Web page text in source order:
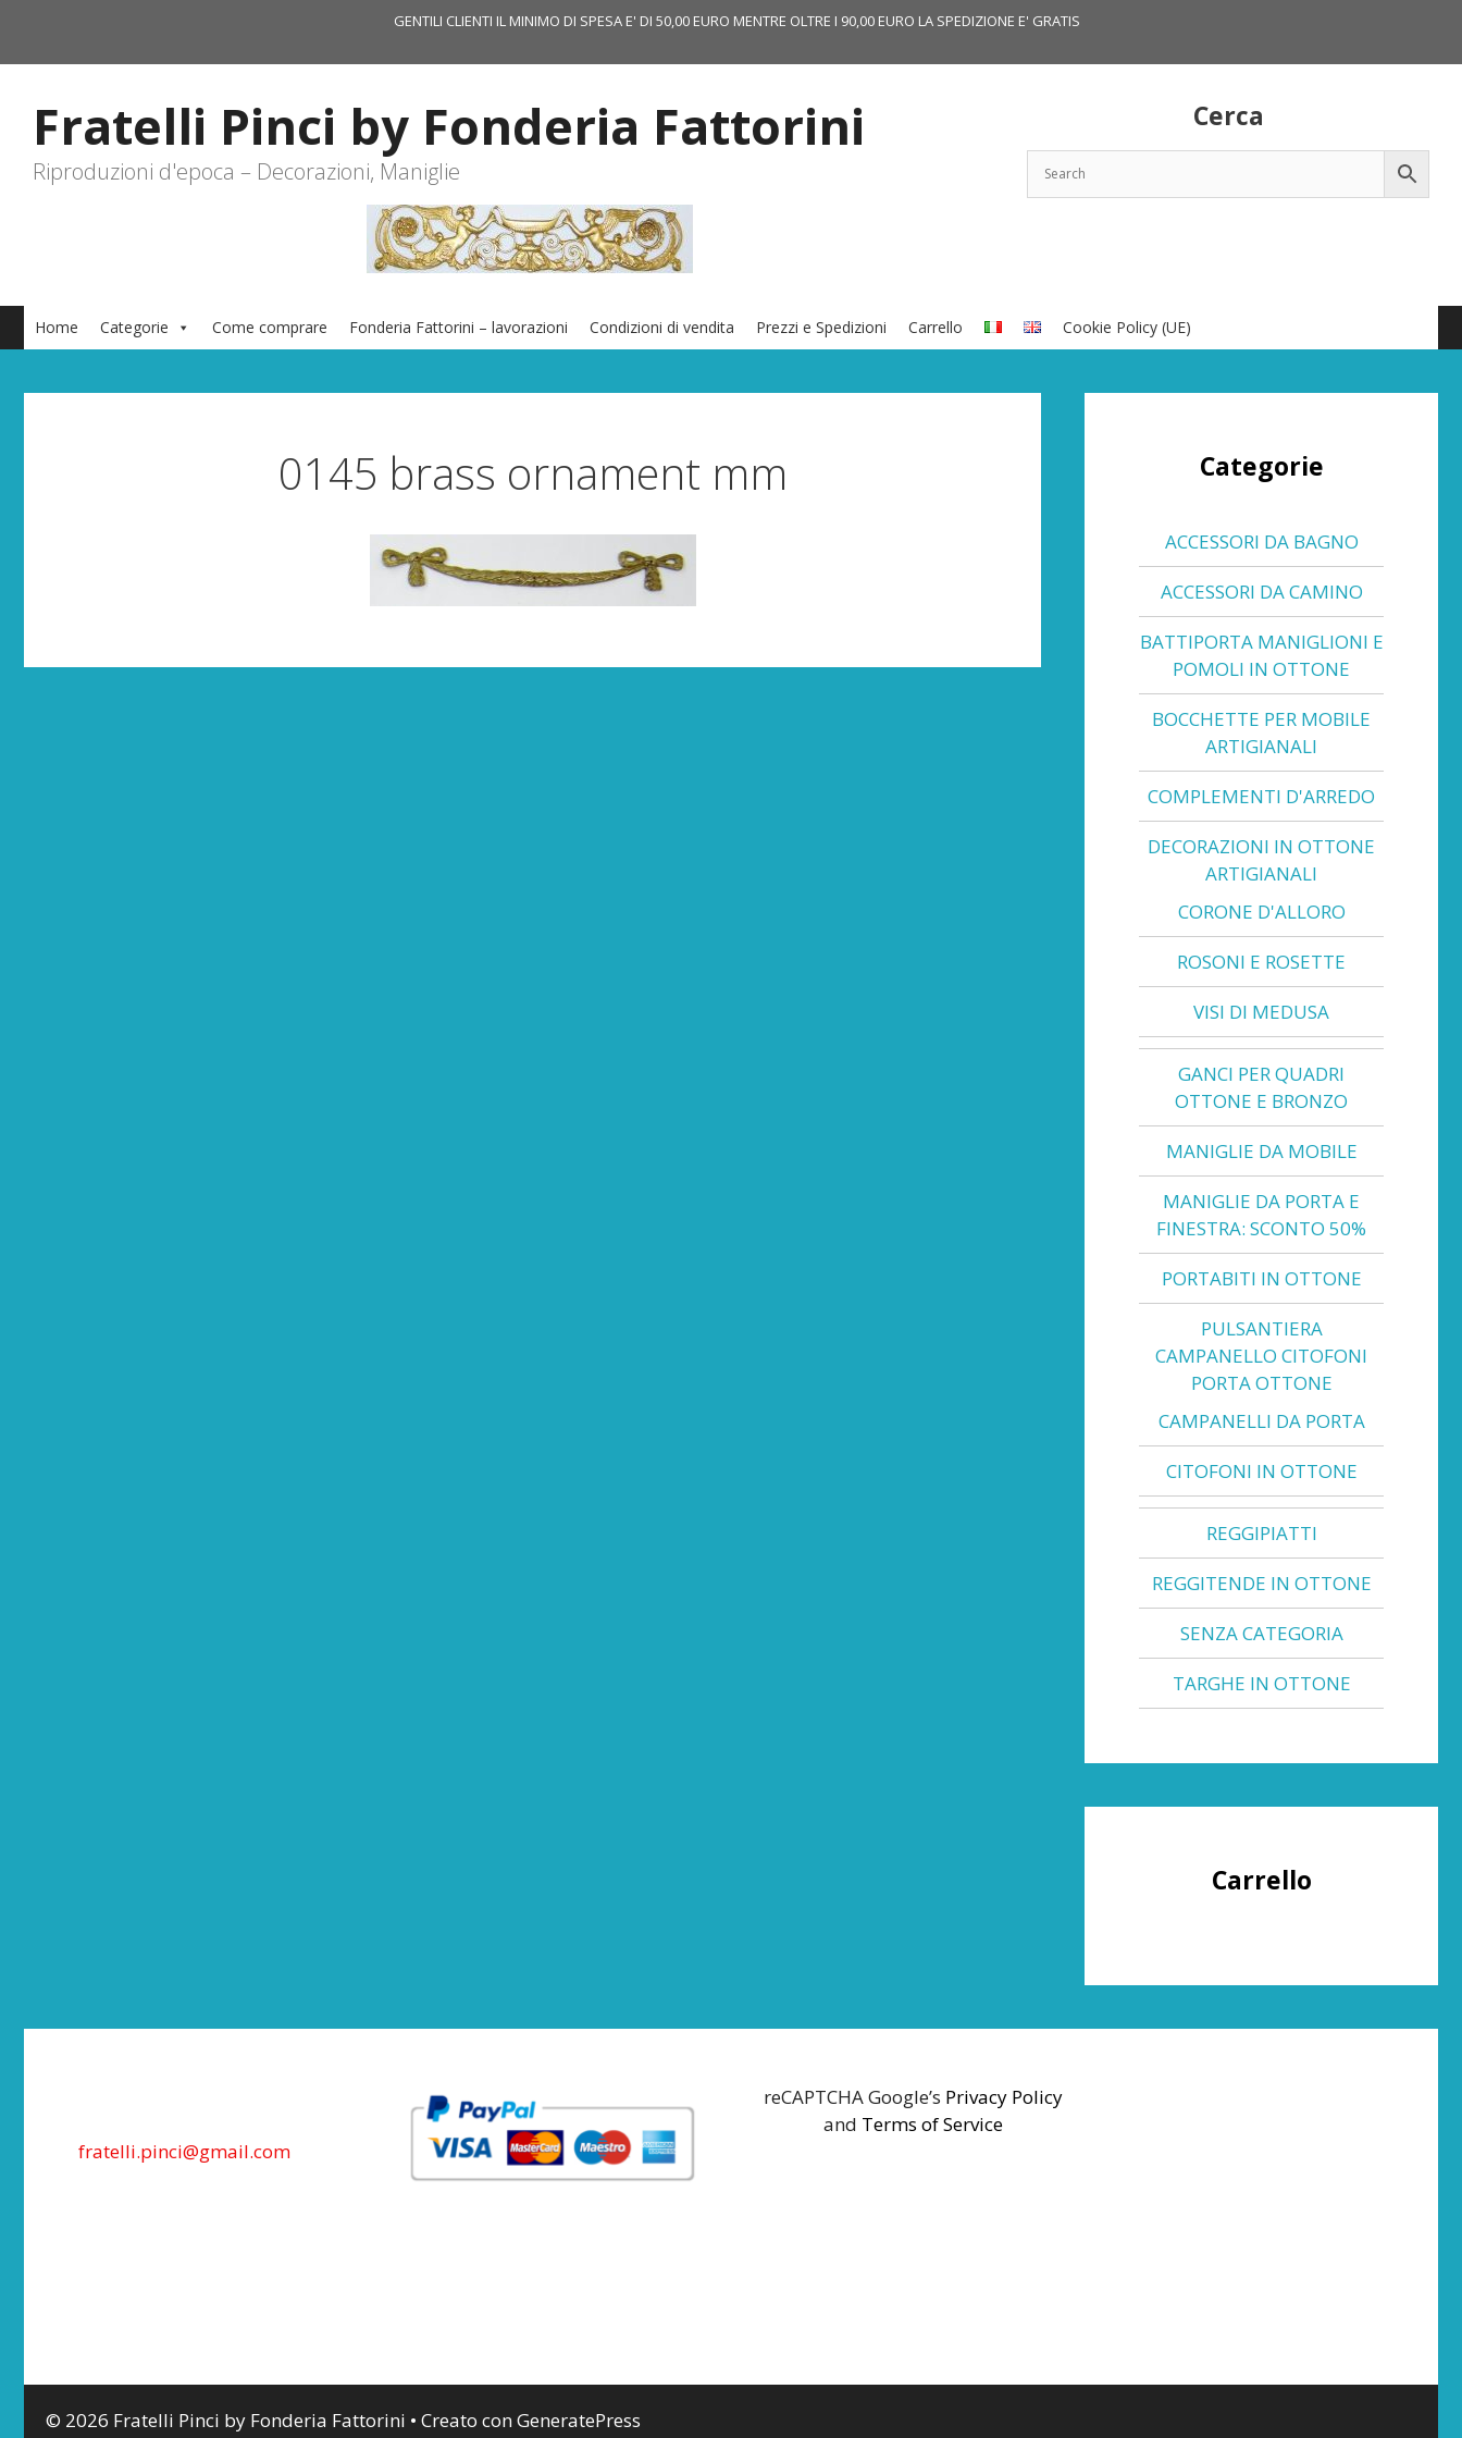
contenuto
GENTILI CLIENTI IL MINIMO DI SPESA E' DI 50,00 EURO MENTRE OLTRE I 90,00 EURO LA SPEDIZIONE E' GRATIS
Cerca
Fratelli Pinci by Fonderia Fattorini
Riproduzioni d'epoca – Decorazioni, Maniglie
Home Categorie Come comprare Fonderia Fattorini – lavorazioni Condizioni di vendita Prezzi e Spedizioni Carrello Cookie Policy (UE)
0145 brass ornament mm Categorie
ACCESSORI DA BAGNO
ACCESSORI DA CAMINO
BATTIPORTA MANIGLIONI E
POMOLI IN OTTONE
BOCCHETTE PER MOBILE
ARTIGIANALI
COMPLEMENTI D'ARREDO
DECORAZIONI IN OTTONE
ARTIGIANALI
CORONE D'ALLORO
ROSONI E ROSETTE
VISI DI MEDUSA
GANCI PER QUADRI
OTTONE E BRONZO
MANIGLIE DA MOBILE
MANIGLIE DA PORTA E
FINESTRA: SCONTO 50%
PORTABITI IN OTTONE
PULSANTIERA
CAMPANELLO CITOFONI
PORTA OTTONE
CAMPANELLI DA PORTA
CITOFONI IN OTTONE
REGGIPIATTI
REGGITENDE IN OTTONE
SENZA CATEGORIA
TARGHE IN OTTONE
Carrello
fratelli.pinci@gmail.com
reCAPTCHA Google’s Privacy Policy
and Terms of Service
© 2026 Fratelli Pinci by Fonderia Fattorini • Creato conGeneratePress